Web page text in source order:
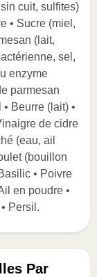
cuit, sulfites)
• Sucre (miel,
(lait,
sel,
enzyme
parmesan
Beurre (lait) •
de cidre
(eau, ail
(bouillon
• Poivre
en poudre •
Persil.
Par